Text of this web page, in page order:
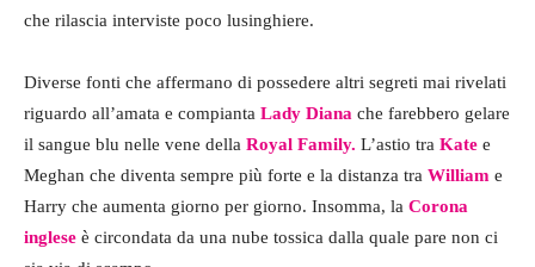
che rilascia interviste poco lusinghiere.
Diverse fonti che affermano di possedere altri segreti mai rivelati
riguardo all’amata e compianta Lady Diana che farebbero gelare
il sangue blu nelle vene della Royal Family. L’astio tra Kate e
Meghan che diventa sempre più forte e la distanza tra William e
Harry che aumenta giorno per giorno. Insomma, la Corona
inglese è circondata da una nube tossica dalla quale pare non ci